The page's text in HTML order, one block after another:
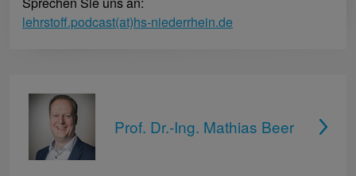
lehrstoff.podcast(at)hs-niederrhein.de
Prof. Dr.-Ing. Mathias Beer